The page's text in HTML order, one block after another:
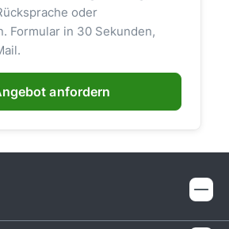
oder
Formular in 30 Sekunden,
anfordern